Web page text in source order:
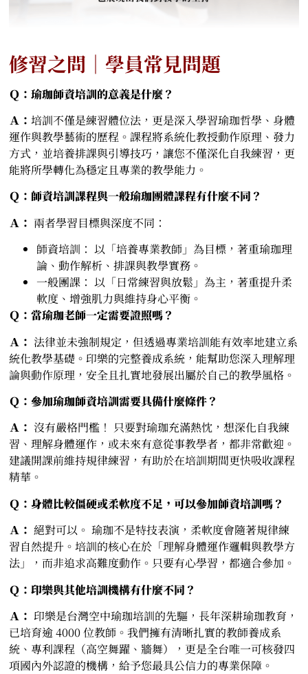
修習之問｜學員常見問題
Ｑ：瑜珈師資培訓的意義是什麼？
Ａ：培訓不僅是練習體位法，更是深入學習瑜珈哲學、身體
運作與教學藝術的歷程。課程將系統化教授動作原理、發力
方式，並培養排課與引導技巧，讓您不僅深化自我練習，更
能將所學轉化為穩定且專業的教學能力。
Ｑ：師資培訓課程與一般瑜珈團體課程有什麼不同？
Ａ： 兩者學習目標與深度不同：
師資培訓： 以「培養專業教師」為目標，著重瑜珈理
論、動作解析、排課與教學實務。
一般團課： 以「日常練習與放鬆」為主，著重提升柔
軟度、增強肌力與維持身心平衡。
Ｑ：當瑜珈老師一定需要證照嗎？
Ａ： 法律並未強制規定，但透過專業培訓能有效率地建立系
統化教學基礎。印樂的完整養成系統，能幫助您深入理解理
論與動作原理，安全且扎實地發展出屬於自己的教學風格。
Ｑ：參加瑜珈師資培訓需要具備什麼條件？
Ａ： 沒有嚴格門檻！ 只要對瑜珈充滿熱忱，想深化自我練
習、理解身體運作，或未來有意從事教學者，都非常歡迎。
建議開課前維持規律練習，有助於在培訓期間更快吸收課程
精華。
Ｑ：身體比較僵硬或柔軟度不足，可以參加師資培訓嗎？
Ａ： 絕對可以。 瑜珈不是特技表演，柔軟度會隨著規律練
習自然提升。培訓的核心在於「理解身體運作邏輯與教學方
法」，而非追求高難度動作。只要有心學習，都適合參加。
Ｑ：印樂與其他培訓機構有什麼不同？
Ａ： 印樂是台灣空中瑜珈培訓的先驅，長年深耕瑜珈教育，
已培育逾 4000 位教師。我們擁有清晰扎實的教師養成系
統、專利課程（高空舞躍、牆舞），更是全台唯一可核發四
項國內外認證的機構，給予您最具公信力的專業保障。